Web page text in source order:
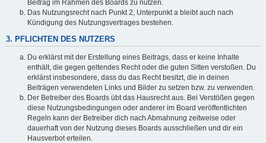
Beitrag im Rahmen des Boards zu nutzen.
Das Nutzungsrecht nach Punkt 2, Unterpunkt a bleibt auch nach
Kündigung des Nutzungsvertrages bestehen.
3. PFLICHTEN DES NUTZERS
Du erklärst mit der Erstellung eines Beitrags, dass er keine Inhalte
enthält, die gegen geltendes Recht oder die guten Sitten verstoßen. Du
erklärst insbesondere, dass du das Recht besitzt, die in deinen
Beiträgen verwendeten Links und Bilder zu setzen bzw. zu verwenden.
Der Betreiber des Boards übt das Hausrecht aus. Bei Verstößen gegen
diese Nutzungsbedingungen oder anderer im Board veröffentlichten
Regeln kann der Betreiber dich nach Abmahnung zeitweise oder
dauerhaft von der Nutzung dieses Boards ausschließen und dir ein
Hausverbot erteilen.